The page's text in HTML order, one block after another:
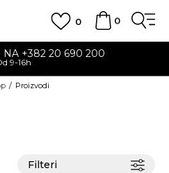
0
0
NA +382 20 690 200
9-16h
Proizvodi
Filteri